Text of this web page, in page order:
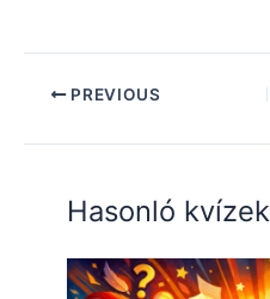
PREVIOUS
Hasonló kvízek